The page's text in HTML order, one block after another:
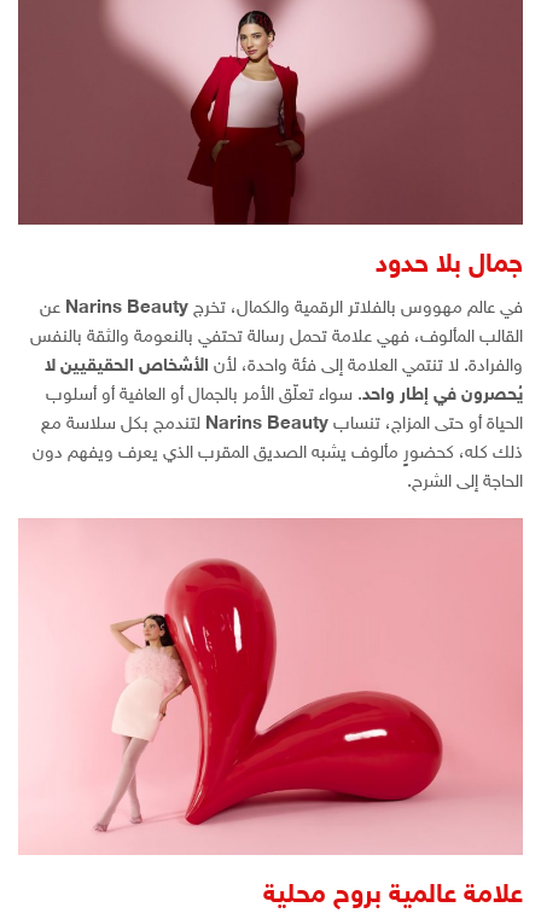
جمال بلا حدود
في عالم مهووس بالفلاتر الرقمية والكمال، تخرج Narins Beauty عن
القالب المألوف، فهي علامة تحمل رسالة تحتفي بالنعومة والثقة بالنفس
والفرادة. لا تنتمي العلامة إلى فئة واحدة، لأن الأشخاص الحقيقيين لا
يُحصرون في إطار واحد. سواء تعلّق الأمر بالجمال أو العافية أو أسلوب
الحياة أو حتى المزاج، تنساب Narins Beauty لتندمج بكل سلاسة مع
ذلك كله، كحضورٍ مألوف يشبه الصديق المقرب الذي يعرف ويفهم دون
الحاجة إلى الشرح.
علامة عالمية بروح محلية